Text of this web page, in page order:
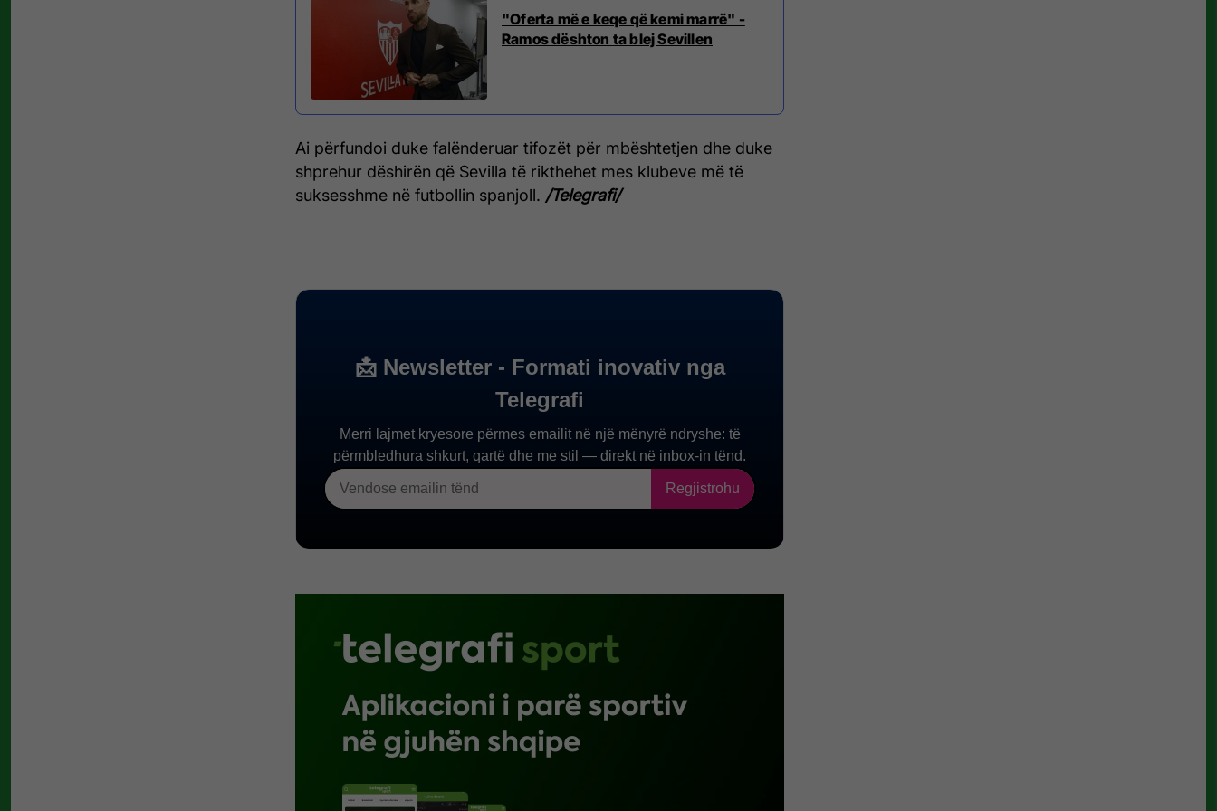
"Oferta më e keqe që kemi marrë" -
Ramos dështon ta blej Sevillen
Ai përfundoi duke falënderuar tifozët për mbështetjen dhe duke
shprehur dëshirën që Sevilla të rikthehet mes klubeve më të
suksesshme në futbollin spanjoll. /Telegrafi/